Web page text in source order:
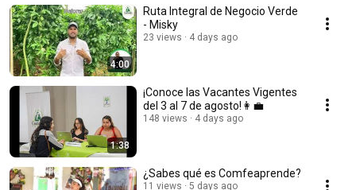
4:00
Ruta Integral de Negocio Verde
- Misky
23 views 4 days ago
1:38
¡Conoce las Vacantes Vigentes
del 3 al 7 de agosto!👩‍💼
148 views 4 days ago
¿Sabes qué es Comfeaprende?
11 views 5 days ago